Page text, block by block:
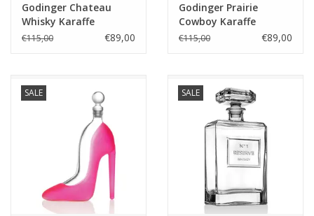
Godinger Chateau
Whisky Karaffe
€115,00 €89,00
Godinger Prairie
Cowboy Karaffe
€115,00 €89,00
SALE SALE